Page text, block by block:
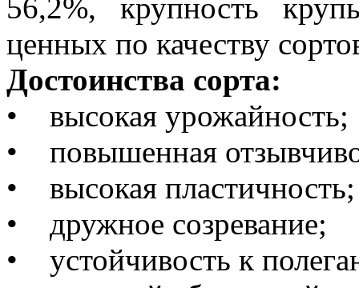
56,2%, крупность
ценных по качеству
Достоинства сорта:
• высокая урожайность;
• повышенная
• высокая пластичность;
• дружное созревание;
• устойчивость к